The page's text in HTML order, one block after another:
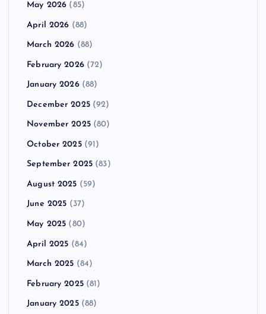
May 2026 (85)
April 2026 (88)
March 2026 (88)
February 2026(72)
January 2026(88)
December 2025(92)
November 2025(80)
October 2025(91)
September 2025 (83)
August 2025 (59)
June 2025 (37)
May 2025 (80)
April 2025 (84)
March 2025 (84)
February 2025(81)
January 2025(88)